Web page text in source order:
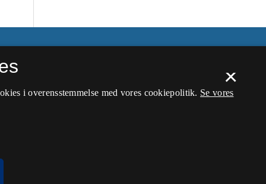
×
i overensstemmelse med vores cookiepolitik. Se vores